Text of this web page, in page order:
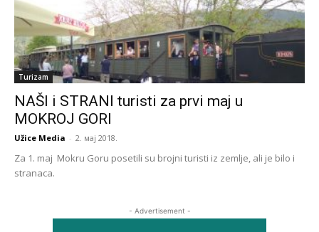
Turizam
NAŠI i STRANI turisti za prvi maj u
MOKROJ GORI
Užice Media - 2. мај 2018.
Za 1. maj Mokru Goru posetili su brojni turisti iz zemlje, ali je bilo i
stranaca.
- Advertisement -